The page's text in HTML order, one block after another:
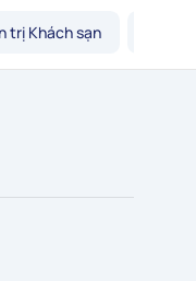
trị Khách sạn